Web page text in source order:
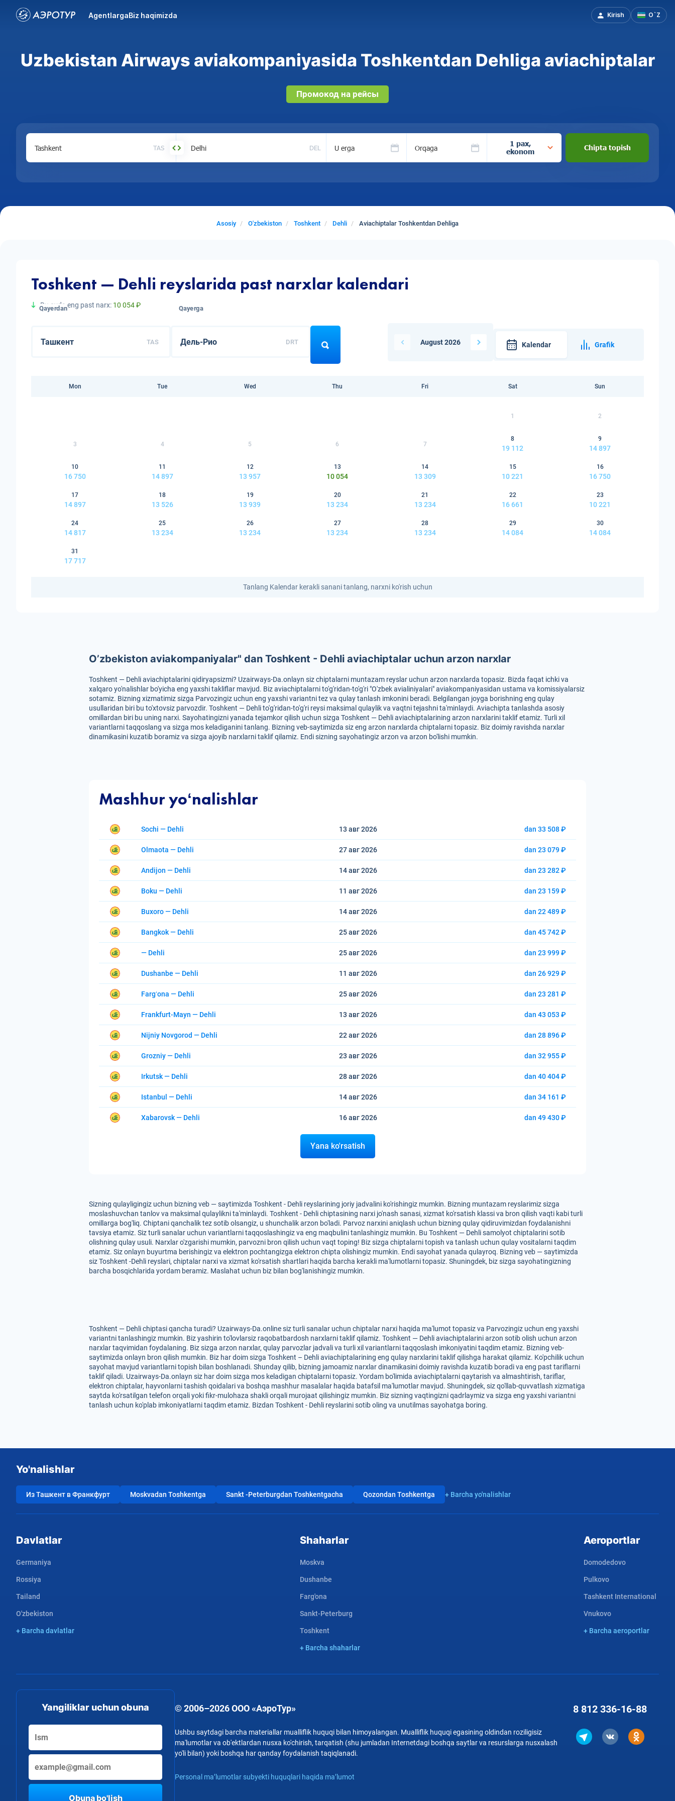
AgentlargaBiz haqimizda Kirish O`Z
Uzbekistan Airways aviakompaniyasida Toshkentdan Dehliga aviachiptalar
Промокод на рейсы
TAS DEL U erga Orqaga
1 pax,
ekonom
Chipta topish
Asosiy O'zbekiston Toshkent Dehli Aviachiptalar Toshkentdan Dehliga
Toshkent — Dehli reyslarida past narxlar kalendari
Bu oyda eng past narx: 10 054 ₽
Qayerdan
TAS
Qayerga
DRT August 2026 Kalendar Grafik
Mon Tue Wed Thu Fri Sat Sun
1 2
3 4 5 6 7
8
19 112
9
14 897
10
16 750
11
14 897
12
13 957
13
10 054
14
13 309
15
10 221
16
16 750
17
14 897
18
13 526
19
13 939
20
13 234
21
13 234
22
16 661
23
10 221
24
14 817
25
13 234
26
13 234
27
13 234
28
13 234
29
14 084
30
14 084
31
17 717
Tanlang Kalendar kerakli sanani tanlang, narxni ko'rish uchun
O’zbekiston aviakompaniyalar" dan Toshkent - Dehli aviachiptalar uchun arzon narxlar
Toshkent — Dehli aviachiptalarini qidiryapsizmi? Uzairways-Da.onlayn siz chiptalarni muntazam reyslar uchun arzon narxlarda topasiz. Bizda faqat ichki va
xalqaro yo'nalishlar bo'yicha eng yaxshi takliflar mavjud. Biz aviachiptalarni to'g'ridan-to'g'ri "O'zbek avialiniyalari" aviakompaniyasidan ustama va komissiyalarsiz
sotamiz. Bizning xizmatimiz sizga Parvozingiz uchun eng yaxshi variantni tez va qulay tanlash imkonini beradi. Belgilangan joyga borishning eng qulay
usullaridan biri bu to'xtovsiz parvozdir. Toshkent — Dehli to'g'ridan-to'g'ri reysi maksimal qulaylik va vaqtni tejashni ta'minlaydi. Aviachipta tanlashda asosiy
omillardan biri bu uning narxi. Sayohatingizni yanada tejamkor qilish uchun sizga Toshkent — Dehli aviachiptalarining arzon narxlarini taklif etamiz. Turli xil
variantlarni taqqoslang va sizga mos keladiganini tanlang. Bizning veb-saytimizda siz eng arzon narxlarda chiptalarni topasiz. Biz doimiy ravishda narxlar
dinamikasini kuzatib boramiz va sizga ajoyib narxlarni taklif qilamiz. Endi sizning sayohatingiz arzon va arzon bo'lishi mumkin.
Mashhur yoʻnalishlar
Sochi — Dehli 13 авг2026 dan 33 508 ₽
Olmaota — Dehli 27 авг2026 dan 23 079 ₽
Andijon — Dehli 14 авг2026 dan 23 282 ₽
Boku — Dehli 11 авг2026 dan 23 159 ₽
Buxoro — Dehli 14 авг2026 dan 22 489 ₽
Bangkok — Dehli 25 авг2026 dan 45 742 ₽
— Dehli 25 авг2026 dan 23 999 ₽
Dushanbe — Dehli 11 авг2026 dan 26 929 ₽
Fargʻona — Dehli 25 авг2026 dan 23 281 ₽
Frankfurt-Mayn — Dehli 13 авг2026 dan 43 053 ₽
Nijniy Novgorod — Dehli 22 авг2026 dan 28 896 ₽
Grozniy — Dehli 23 авг2026 dan 32 955 ₽
Irkutsk — Dehli 28 авг2026 dan 40 404 ₽
Istanbul — Dehli 14 авг2026 dan 34 161 ₽
Xabarovsk — Dehli 16 авг2026 dan 49 430 ₽
Yana ko'rsatish
Sizning qulayligingiz uchun bizning veb — saytimizda Toshkent - Dehli reyslarining joriy jadvalini ko'rishingiz mumkin. Bizning muntazam reyslarimiz sizga
moslashuvchan tanlov va maksimal qulaylikni ta'minlaydi. Toshkent - Dehli chiptasining narxi jo'nash sanasi, xizmat ko'rsatish klassi va bron qilish vaqti kabi turli
omillarga bog'liq. Chiptani qanchalik tez sotib olsangiz, u shunchalik arzon bo'ladi. Parvoz narxini aniqlash uchun bizning qulay qidiruvimizdan foydalanishni
tavsiya etamiz. Siz turli sanalar uchun variantlarni taqqoslashingiz va eng maqbulini tanlashingiz mumkin. Bu Toshkent — Dehli samolyot chiptalarini sotib
olishning qulay usuli. Narxlar o'zgarishi mumkin, parvozni bron qilish uchun vaqt toping! Biz sizga chiptalarni topish va tanlash uchun qulay vositalarni taqdim
etamiz. Siz onlayn buyurtma berishingiz va elektron pochtangizga elektron chipta olishingiz mumkin. Endi sayohat yanada qulayroq. Bizning veb — saytimizda
siz Toshkent -Dehli reyslari, chiptalar narxi va xizmat ko'rsatish shartlari haqida barcha kerakli ma'lumotlarni topasiz. Shuningdek, biz sizga sayohatingizning
barcha bosqichlarida yordam beramiz. Maslahat uchun biz bilan bog'lanishingiz mumkin.
Toshkent — Dehli chiptasi qancha turadi? Uzairways-Da.online siz turli sanalar uchun chiptalar narxi haqida ma'lumot topasiz va Parvozingiz uchun eng yaxshi
variantni tanlashingiz mumkin. Biz yashirin to'lovlarsiz raqobatbardosh narxlarni taklif qilamiz. Toshkent — Dehli aviachiptalarini arzon sotib olish uchun arzon
narxlar taqvimidan foydalaning. Biz sizga arzon narxlar, qulay parvozlar jadvali va turli xil variantlarni taqqoslash imkoniyatini taqdim etamiz. Bizning veb-
saytimizda onlayn bron qilish mumkin. Biz har doim sizga Toshkent – Dehli aviachiptalarining eng qulay narxlarini taklif qilishga harakat qilamiz. Ko'pchilik uchun
sayohat mavjud variantlarni topish bilan boshlanadi. Shunday qilib, bizning jamoamiz narxlar dinamikasini doimiy ravishda kuzatib boradi va eng past tariflarni
taklif qiladi. Uzairways-Da.onlayn siz har doim sizga mos keladigan chiptalarni topasiz. Yordam bo'limida aviachiptalarni qaytarish va almashtirish, tariflar,
elektron chiptalar, hayvonlarni tashish qoidalari va boshqa mashhur masalalar haqida batafsil ma'lumotlar mavjud. Shuningdek, siz qo'llab-quvvatlash xizmatiga
saytda ko'rsatilgan telefon orqali yoki fikr-mulohaza shakli orqali murojaat qilishingiz mumkin. Biz sizning vaqtingizni qadrlaymiz va sizga eng yaxshi variantni
tanlash uchun ko'plab imkoniyatlarni taqdim etamiz. Bizdan Toshkent - Dehli reyslarini sotib oling va unutilmas sayohatga boring.
Yo'nalishlar
Из Ташкент в Франкфурт Moskvadan Toshkentga Sankt -Peterburgdan Toshkentgacha Qozondan Toshkentga + Barcha yo'nalishlar
Davlatlar
Germaniya
Rossiya
Tailand
O'zbekiston
+ Barcha davlatlar
Shaharlar
Moskva
Dushanbe
Farg'ona
Sankt-Peterburg
Toshkent
+ Barcha shaharlar
Aeroportlar
Domodedovo
Pulkovo
Tashkent International
Vnukovo
+ Barcha aeroportlar
Yangiliklar uchun obuna
Obuna bo'lish
© 2006–2026 ООО «АэроТур»
Ushbu saytdagi barcha materiallar mualliflik huquqi bilan himoyalangan. Mualliflik huquqi egasining oldindan roziligisiz
ma'lumotlar va ob'ektlardan nusxa ko'chirish, tarqatish (shu jumladan Internetdagi boshqa saytlar va resurslarga nusxalash
yo'li bilan) yoki boshqa har qanday foydalanish taqiqlanadi.
Personal ma’lumotlar subyekti huquqlari haqida ma’lumot
8 812 336-16-88